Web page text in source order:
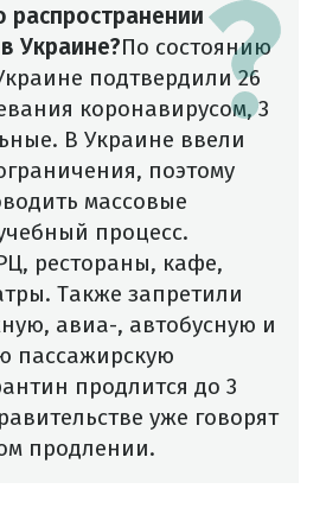
распространении
Украине?По состоянию
подтвердили 26
коронавирусом, 3
В Украине ввели
поэтому
массовые
процесс.
рестораны, кафе,
Также запретили
авиа-, автобусную и
пассажирскую
продлится до 3
уже говорят
продлении.